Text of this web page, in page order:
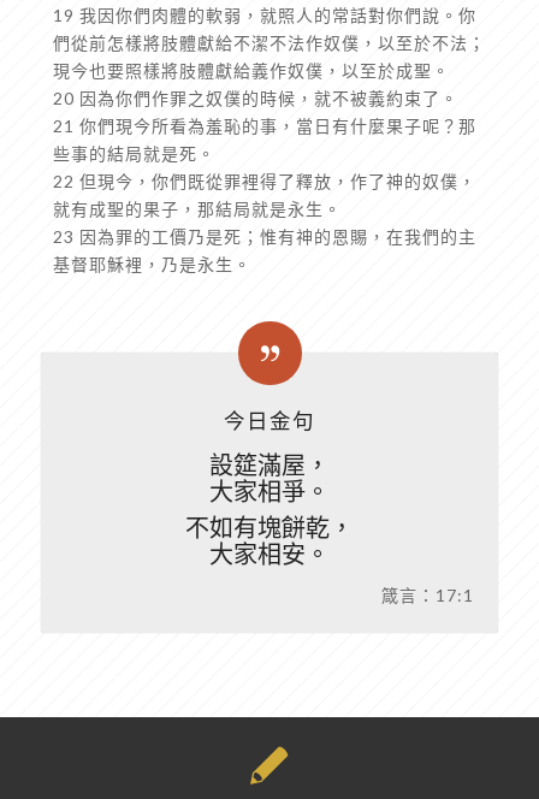
19 我因你們肉體的軟弱，就照人的常話對你們說。你
們從前怎樣將肢體獻給不潔不法作奴僕，以至於不法；
現今也要照樣將肢體獻給義作奴僕，以至於成聖。
20 因為你們作罪之奴僕的時候，就不被義約束了。
21 你們現今所看為羞恥的事，當日有什麼果子呢？那
些事的結局就是死。
22 但現今，你們既從罪裡得了釋放，作了神的奴僕，
就有成聖的果子，那結局就是永生。
23 因為罪的工價乃是死；惟有神的恩賜，在我們的主
基督耶穌裡，乃是永生。
今日金句
設筵滿屋，
大家相爭。
不如有塊餅乾，
大家相安。
箴言：17:1